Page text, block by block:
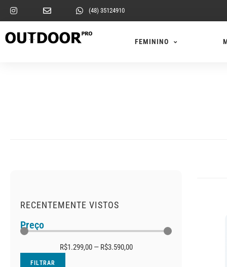
(48) 35124910
FEMININO
RECENTEMENTE VISTOS
Preço
R$1.299,00— R$3.590,00
FILTRAR